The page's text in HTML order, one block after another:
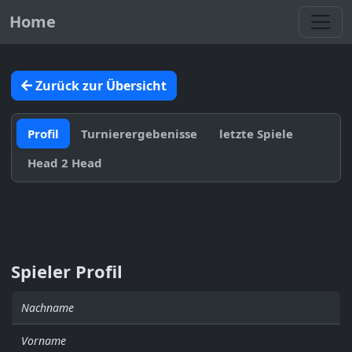
Home
Zurück zur Übersicht
Profil Turnierergebenisse
letzte Spiele
Head 2 Head
Spieler Profil
Nachname
Vorname